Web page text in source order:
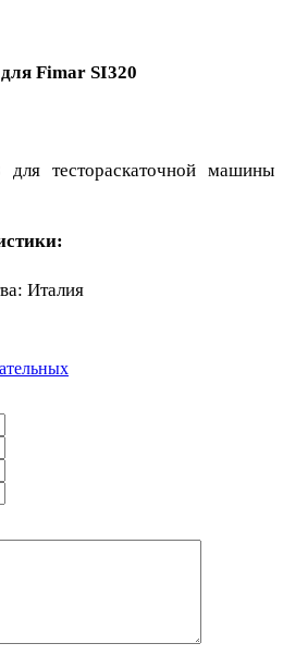
Fimar SI320
тестораскаточной машины
Италия